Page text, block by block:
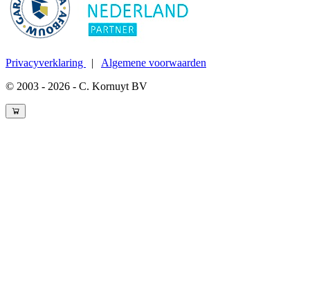
Privacyverklaring | Algemene voorwaarden
© 2003 - 2026 - C. Kornuyt BV